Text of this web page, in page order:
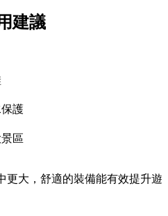
建議
護
區
更大，舒適的裝備能有效提升遊